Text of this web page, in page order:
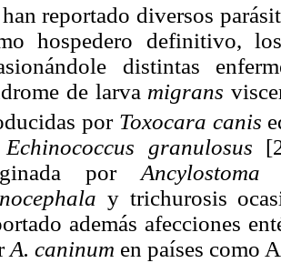
han reportado diversos
hospedero definitivo,
distintas
de larva migrans
por Toxocara canis
Echinococcus granulosus
por Ancylostoma
y trichurosis
además afecciones
A. caninum en países como